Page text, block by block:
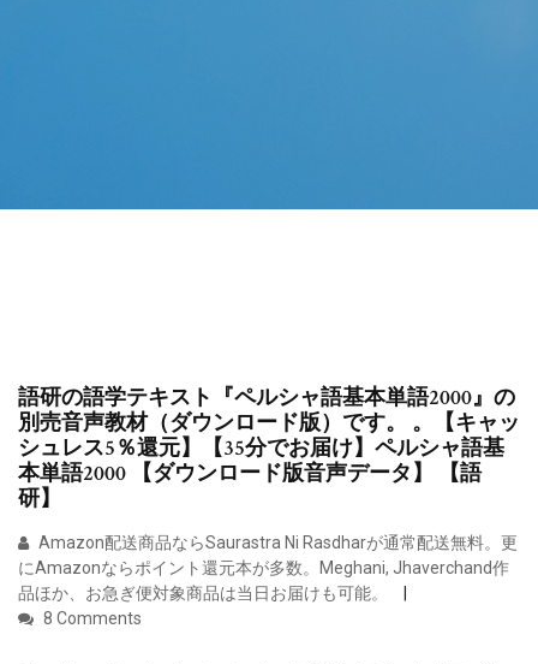
語研の語学テキスト『ペルシャ語基本単語2000』の
別売音声教材（ダウンロード版）です。 。【キャッ
シュレス5％還元】【35分でお届け】ペルシャ語基
本単語2000 【ダウンロード版音声データ】 【語
研】
Amazon配送商品ならSaurastra Ni Rasdharが通常配送無料。更
にAmazonならポイント還元本が多数。Meghani, Jhaverchand作
品ほか、お急ぎ便対象商品は当日お届けも可能。
8 Comments